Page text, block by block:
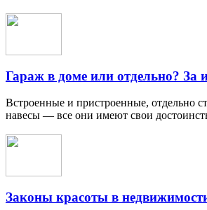
Гараж в доме или отдельно? За
Встроенные и пристроенные, отдельно
навесы — все они имеют свои
Законы красоты в